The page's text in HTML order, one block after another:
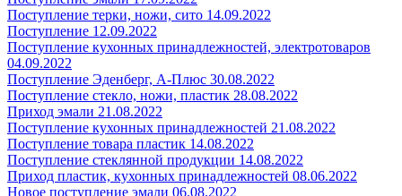
Поступление терки, ножи, сито 14.09.2022
Поступление 12.09.2022
Поступление кухонных принадлежностей, электротоваров
04.09.2022
Поступление Эденберг, А-Плюс 30.08.2022
Поступление стекло, ножи, пластик 28.08.2022
Приход эмали 21.08.2022
Поступление кухонных принадлежностей 21.08.2022
Поступление товара пластик 14.08.2022
Поступление стеклянной продукции 14.08.2022
Приход пластик, кухонных принадлежностей 08.06.2022
Новое поступление эмали 06.08.2022